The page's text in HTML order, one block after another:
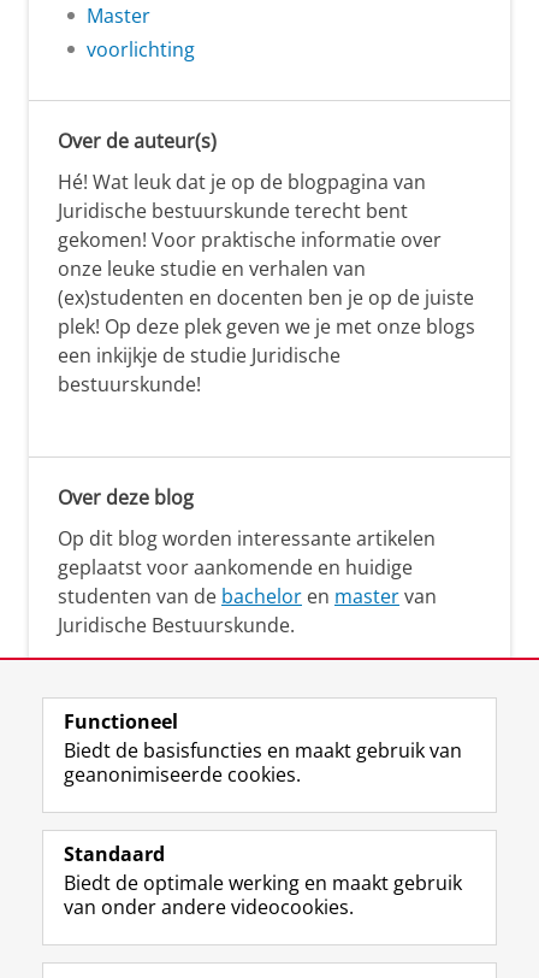
Master
voorlichting
Over de auteur(s)
Hé! Wat leuk dat je op de blogpagina van
Juridische bestuurskunde terecht bent
gekomen! Voor praktische informatie over
onze leuke studie en verhalen van
(ex)studenten en docenten ben je op de juiste
plek! Op deze plek geven we je met onze blogs
een inkijkje de studie Juridische
bestuurskunde!
Over deze blog
Op dit blog worden interessante artikelen
geplaatst voor aankomende en huidige
studenten van de bachelor en mastervan
Juridische Bestuurskunde.
Volg de RUG
F
a
e
b
o
L
i
k
e
I
R
S
-
f
e
I
n
t
r
Y
o
T
e
Studiekiezers
Functioneel
Biedt de basisfuncties en maakt gebruik van
geanonimiseerde cookies.
Standaard
Biedt de optimale werking en maakt gebruik
van onder andere videocookies.